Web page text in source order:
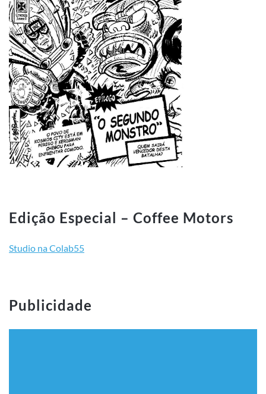
Edição Especial – Coffee Motors
Studio na Colab55
Publicidade